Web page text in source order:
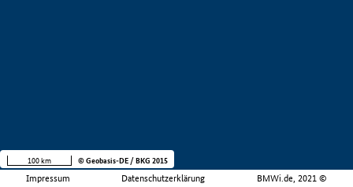
Impressum Datenschutzerklärung BMWi.de, 2021 ©
100 km © Geobasis-DE / BKG 2015